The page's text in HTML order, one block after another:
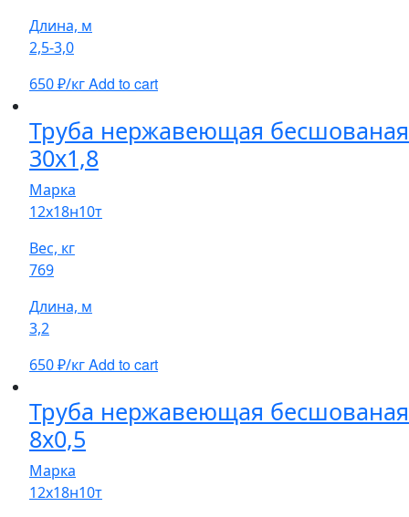
Длина, м
2,5-3,0
650₽/кгAdd to cart
Труба нержавеющая бесшованая
30х1,8
Марка
12х18н10т
Вес, кг
769
Длина, м
3,2
650₽/кгAdd to cart
Труба нержавеющая бесшованая
8х0,5
Марка
12х18н10т